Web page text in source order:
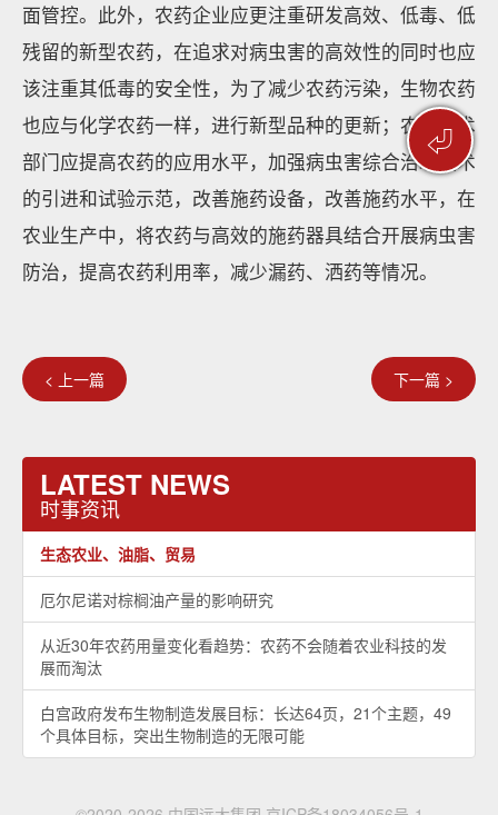
⏎
面管控。此外，农药企业应更注重研发高效、低毒、低
残留的新型农药，在追求对病虫害的高效性的同时也应
该注重其低毒的安全性，为了减少农药污染，生物农药
也应与化学农药一样，进行新型品种的更新；农业技术
部门应提高农药的应用水平，加强病虫害综合治理技术
的引进和试验示范，改善施药设备，改善施药水平，在
农业生产中，将农药与高效的施药器具结合开展病虫害
防治，提高农药利用率，减少漏药、洒药等情况。
< 上一篇 下一篇 >
LATEST NEWS
时事资讯
生态农业、油脂、贸易
厄尔尼诺对棕榈油产量的影响研究
从近30年农药用量变化看趋势：农药不会随着农业科技的发
展而淘汰
白宫政府发布生物制造发展目标：长达64页，21个主题，49
个具体目标，突出生物制造的无限可能